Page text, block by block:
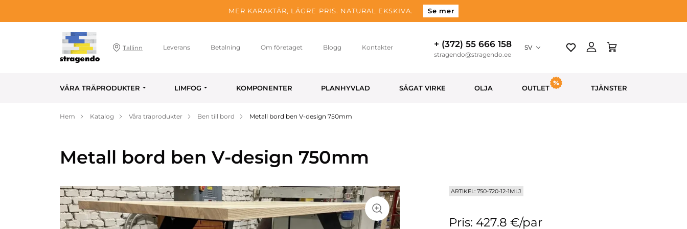
MER KARAKTÄR, LÄGRE PRIS. NATURAL EKSKIVA. Se mer
Tallinn Leverans Betalning Om företaget Blogg Kontakter + (372) 55 666 158
stragendo@stragendo.ee
SV
VÅRA TRÄPRODUKTER LIMFOG KOMPONENTER PLANHYVLAD SÅGAT VIRKE OLJA OUTLET TJÄNSTER
Hem Katalog Våra träprodukter Ben till bord Metall bord ben V-design 750mm
Metall bord ben V-design 750mm
ARTIKEL: 750-720-12-1MLJ
Pris: 427.8 €/par